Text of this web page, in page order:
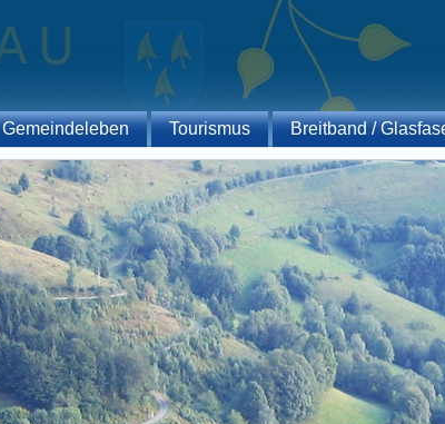
Gemeindeleben Tourismus Breitband /